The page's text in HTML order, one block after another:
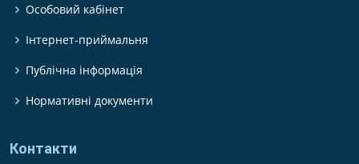
Особовий кабінет
Інтернет-приймальня
Публічна інформація
Нормативні документи
Контакти